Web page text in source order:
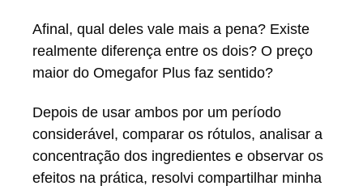
Afinal, qual deles vale mais a pena? Existe
realmente diferença entre os dois? O preço
maior do Omegafor Plus faz sentido?
Depois de usar ambos por um período
considerável, comparar os rótulos, analisar a
concentração dos ingredientes e observar os
efeitos na prática, resolvi compartilhar minha